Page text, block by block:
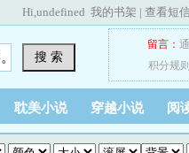
Hi,undefined 我的书架 | 查看短
搜 索
留言：
积分规则
耽美小说 穿越小说 阅